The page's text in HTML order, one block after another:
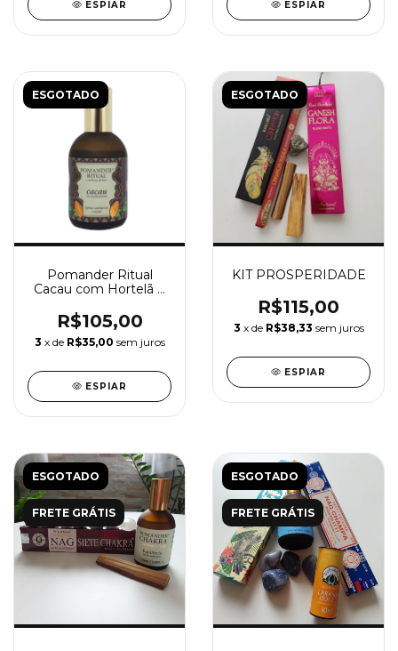
ESPIAR ESPIAR
ESGOTADO
Pomander Ritual
Cacau com Hortelã e
R$105,00
3 x de R$35,00 sem juros
ESPIAR
ESGOTADO
KIT PROSPERIDADE
R$115,00
3 x de R$38,33 sem juros
ESPIAR
ESGOTADO
FRETE GRÁTIS
ESGOTADO
FRETE GRÁTIS